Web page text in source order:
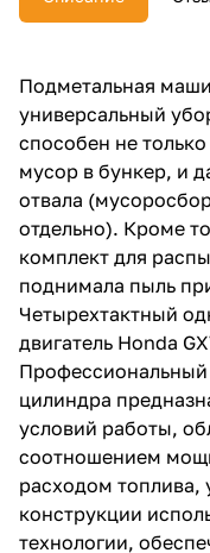
Подметальная
универсальный
способен не
мусор в бункер, и
отвала
отдельно). Кроме
комплект для
поднимала пыль
Четырехтактный
двигатель Honda
Профессиональный
цилиндра
условий работы,
соотношением
расходом
конструкции
технологии,
недели